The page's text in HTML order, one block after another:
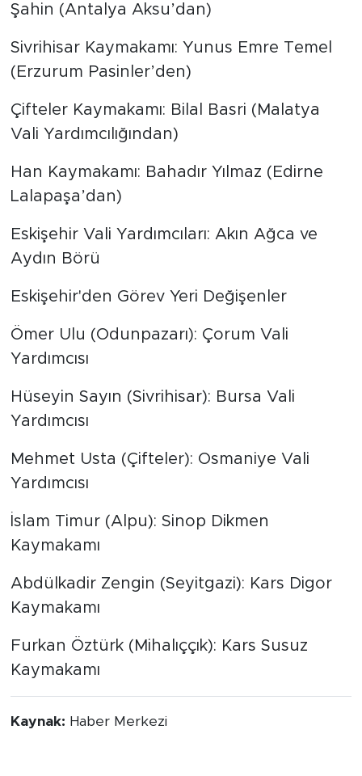
Şahin (Antalya Aksu’dan)
Sivrihisar Kaymakamı: Yunus Emre Temel
(Erzurum Pasinler’den)
Çifteler Kaymakamı: Bilal Basri (Malatya
Vali Yardımcılığından)
Han Kaymakamı: Bahadır Yılmaz (Edirne
Lalapaşa’dan)
Eskişehir Vali Yardımcıları: Akın Ağca ve
Aydın Börü
Eskişehir'den Görev Yeri Değişenler
Ömer Ulu (Odunpazarı): Çorum Vali
Yardımcısı
Hüseyin Sayın (Sivrihisar): Bursa Vali
Yardımcısı
Mehmet Usta (Çifteler): Osmaniye Vali
Yardımcısı
İslam Timur (Alpu): Sinop Dikmen
Kaymakamı
Abdülkadir Zengin (Seyitgazi): Kars Digor
Kaymakamı
Furkan Öztürk (Mihalıççık): Kars Susuz
Kaymakamı
Kaynak: Haber Merkezi